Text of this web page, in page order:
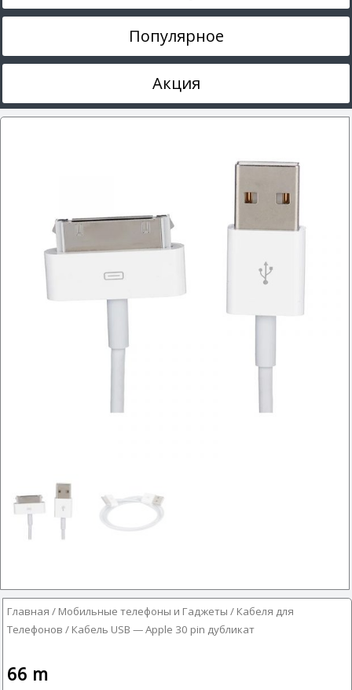
Популярное
Акция
Главная / Мобильные телефоны и Гаджеты / Кабеля для
Телефонов / Кабель USB — Apple 30 pin дубликат
66 m